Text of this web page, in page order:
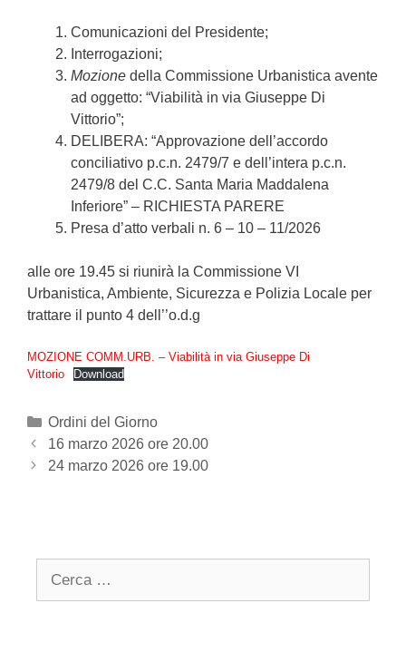
Comunicazioni del Presidente;
Interrogazioni;
Mozione della Commissione Urbanistica avente
ad oggetto: “Viabilità in via Giuseppe Di
Vittorio”;
DELIBERA: “Approvazione dell’accordo
conciliativo p.c.n. 2479/7 e dell’intera p.c.n.
2479/8 del C.C. Santa Maria Maddalena
Inferiore” – RICHIESTA PARERE
Presa d’atto verbali n. 6 – 10 – 11/2026
alle ore 19.45 si riunirà la Commissione VI
Urbanistica, Ambiente, Sicurezza e Polizia Locale per
trattare il punto 4 dell’’o.d.g
MOZIONE COMM.URB. – Viabilità in via Giuseppe Di
Vittorio
Download
Categories
Ordini del Giorno
Post
navigation
16 marzo 2026 ore 20.00
24 marzo 2026 ore 19.00